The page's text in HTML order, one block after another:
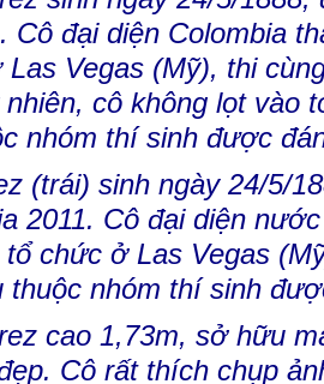
(trái) sinh ngày 24/5/
2011. Cô đại diện
chức ở Las Vegas
thuộc nhóm thí sinh